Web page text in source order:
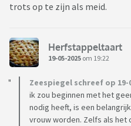
trots op te zijn als meid.
Herfstappeltaart
19-05-2025 om 19:22
Zeespiegel schreef op 19-
ik zou beginnen met het
nodig heeft, is een
vrouw worden. Zelfs als